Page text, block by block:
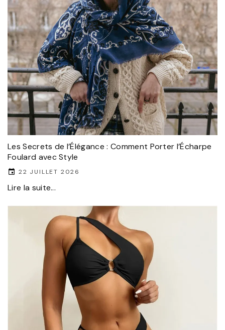
Les Secrets de l’Élégance : Comment Porter l’Écharpe
Foulard avec Style
22 JUILLET 2026
Lire la suite...